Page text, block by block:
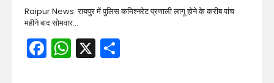
Raipur News: रायपुर में पुलिस कमिश्नरेट प्रणाली लागू होने के करीब पांच
महीने बाद सोमवार…
Facebook
WhatsApp
X